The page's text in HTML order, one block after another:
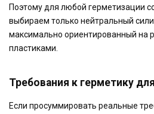
Поэтому для любой герметизации
выбираем только нейтральный
максимально ориентированный на
пластиками.
Требования к герметику
Если просуммировать реальные